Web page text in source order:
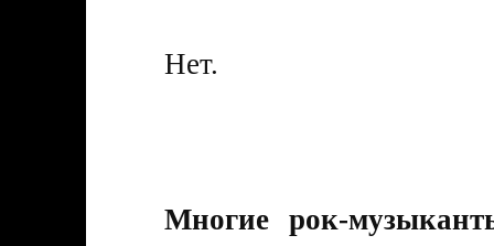
Нет.
Многие рок-